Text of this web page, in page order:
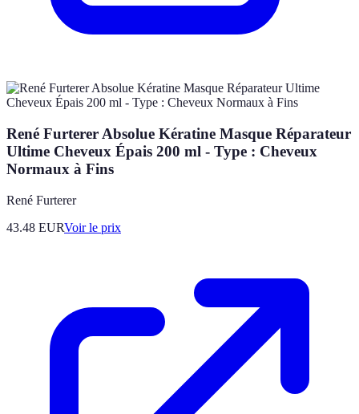
René Furterer Absolue Kératine Masque Réparateur
Ultime Cheveux Épais 200 ml - Type : Cheveux
Normaux à Fins
René Furterer
43.48 EURVoir le prix